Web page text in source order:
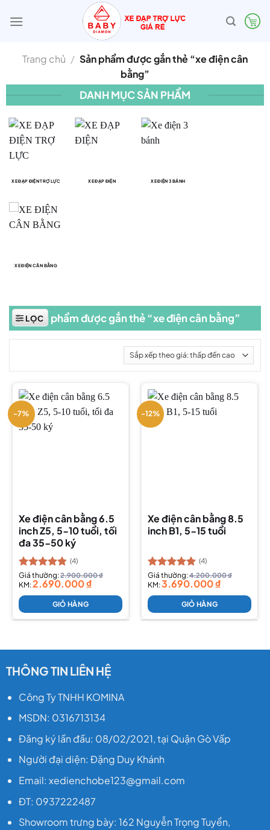
qua
Trang chủ / Sản phẩm được gắn thẻ “xe điện cân
bằng”
DANH MỤC SẢN PHẨM
XE ĐẠP ĐIỆN TRỢ LỰC XE ĐẠP ĐIỆN XE ĐIỆN 3 BÁNH
XE ĐIỆN CÂN BẰNG
Sản phẩm được gắn thẻ “xe điện cân bằng”
LỌC
-7%
Xe điện cân bằng 6.5
inch Z5, 5-10 tuổi, tối
đa 35-50 ký
Được xếp
hạng4.75
5 sao
(4)
Giá thường:2.900.000₫
KM:2.690.000₫
GIỎ HÀNG
-12%
Xe điện cân bằng 8.5
inch B1, 5-15 tuổi
Được xếp
hạng5.00
5 sao
(4)
Giá thường:4.200.000₫
KM:3.690.000₫
GIỎ HÀNG
THÔNG TIN LIÊN HỆ
Công Ty TNHH KOMINA
MSDN: 0316713134
Đăng ký lần đầu: 08/02/2021, tại Quận Gò Vấp
Người đại diện: Đặng Duy Khánh
Email: xedienchobe123@gmail.com
ĐT: 0937222487
Showroom trưng bày: 162 Nguyễn Trọng Tuyển,